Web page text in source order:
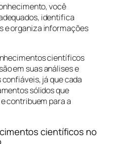
você
identifica
e organiza informações
científicos
em suas análises e
já que cada
sólidos que
contribuem para a
científicos no